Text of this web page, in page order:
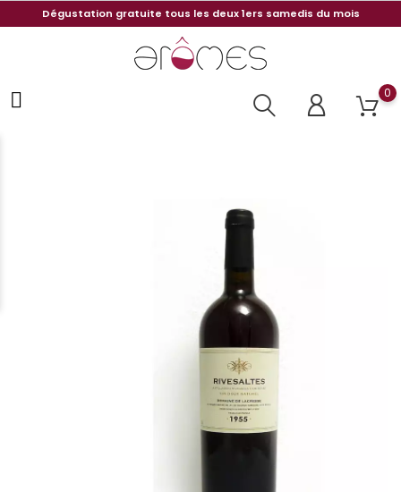
Dégustation gratuite tous les deux 1ers samedis du mois
0